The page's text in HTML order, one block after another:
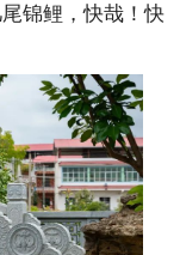
锦鲤，快哉！快